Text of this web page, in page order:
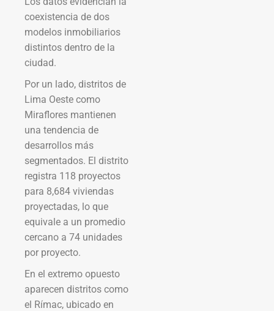
coexistencia de dos
modelos inmobiliarios
distintos dentro de la
ciudad.
Por un lado, distritos de
Lima Oeste como
Miraflores mantienen
una tendencia de
desarrollos más
segmentados. El distrito
registra 118 proyectos
para 8,684 viviendas
proyectadas, lo que
equivale a un promedio
cercano a 74 unidades
por proyecto.
En el extremo opuesto
aparecen distritos como
el Rímac, ubicado en